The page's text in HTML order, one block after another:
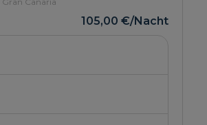
105,00 €/Nacht